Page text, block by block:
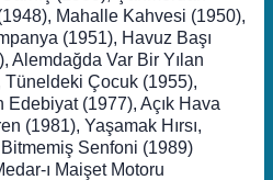
Mahalle Kahvesi (1950),
(1951), Havuz Başı
Alemdağda Var Bir Yılan
Çocuk (1955),
Edebiyat (1977), Açık Hava
(1981), Yaşamak Hırsı,
Senfoni (1989)
ı Maişet Motoru